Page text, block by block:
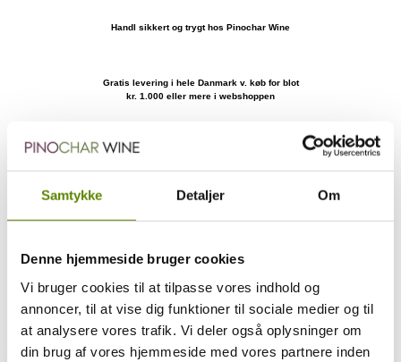
Samtykke Detaljer Om
Denne hjemmeside bruger cookies
Vi bruger cookies til at tilpasse vores indhold og
annoncer, til at vise dig funktioner til sociale medier og til
at analysere vores trafik. Vi deler også oplysninger om
din brug af vores hjemmeside med vores partnere inden
Handl sikkert og trygt hos Pinochar Wine
Gratis levering i hele Danmark v. køb for blot
kr. 1.000 eller mere i webshoppen
Mere om producenten
Druesammensætning
Smagsnoter
Lagret et år på de klassiske egetræsfade med kun en meget lille
andel nye fade (ca. 20%). de 12 måneder på fad er uden
battonages, hvorefter de klares med 4 til 6 måneder på ståltanke
inden aftapningen.
Alkohol: 13 %.